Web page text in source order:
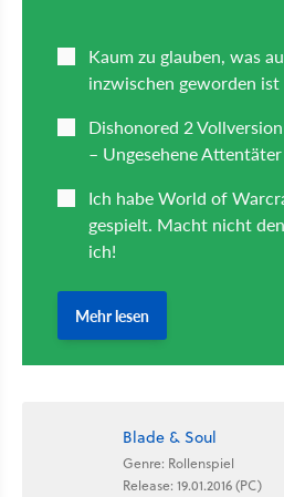
Blade & Soul
Genre: Rollenspiel
Release: 19.01.2016 (PC)